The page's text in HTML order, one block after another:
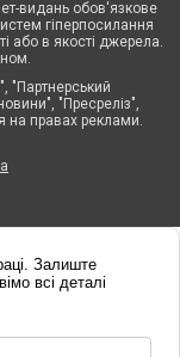
видань обов'язкове
гіперпосилання
або в якості джерела.
"Партнерський
"Пресреліз",
на правах реклами.
Залиште
всі деталі